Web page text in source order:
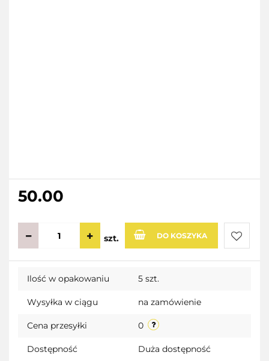
50.00
szt. DO KOSZYKA
Do
Ilość w opakowaniu 5 szt.
Wysyłka w ciągu na zamówienie
Cena przesyłki 0
Dostępność Duża dostępność